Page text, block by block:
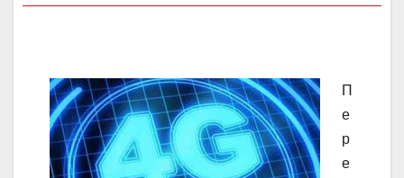
П
е
р
е